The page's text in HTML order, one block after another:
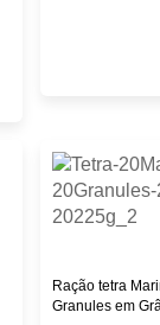
Ração tetra
Granules em